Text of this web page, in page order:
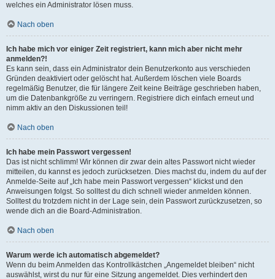
welches ein Administrator lösen muss.
Nach oben
Ich habe mich vor einiger Zeit registriert, kann mich aber nicht mehr
anmelden?!
Es kann sein, dass ein Administrator dein Benutzerkonto aus verschieden
Gründen deaktiviert oder gelöscht hat. Außerdem löschen viele Boards
regelmäßig Benutzer, die für längere Zeit keine Beiträge geschrieben haben,
um die Datenbankgröße zu verringern. Registriere dich einfach erneut und
nimm aktiv an den Diskussionen teil!
Nach oben
Ich habe mein Passwort vergessen!
Das ist nicht schlimm! Wir können dir zwar dein altes Passwort nicht wieder
mitteilen, du kannst es jedoch zurücksetzen. Dies machst du, indem du auf der
Anmelde-Seite auf „Ich habe mein Passwort vergessen“ klickst und den
Anweisungen folgst. So solltest du dich schnell wieder anmelden können.
Solltest du trotzdem nicht in der Lage sein, dein Passwort zurückzusetzen, so
wende dich an die Board-Administration.
Nach oben
Warum werde ich automatisch abgemeldet?
Wenn du beim Anmelden das Kontrollkästchen „Angemeldet bleiben“ nicht
auswählst, wirst du nur für eine Sitzung angemeldet. Dies verhindert den